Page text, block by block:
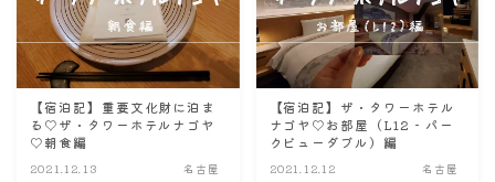
【宿泊記】重要文化財に泊ま
る♡ザ・タワーホテルナゴヤ
♡朝食編
2021.12.13 名古屋
【宿泊記】ザ・タワーホテル
ナゴヤ♡お部屋（L12 - パー
クビューダブル）編
2021.12.12 名古屋